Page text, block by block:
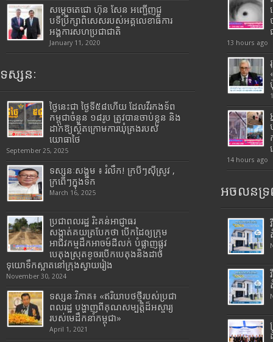
សម្តេចតេជោ ហ៊ុន សែន អញ្ជើញជួ
បទីប្រឹក្សាពិសេសរបស់អគ្គលេខាធិការ
អង្គការសហប្រជាជាតិ
January 11, 2020
ទស្សនៈ
ថ្ងៃនេះជា ថ្ងៃទី៥៨ហើយ ដែលវីរកងទ័ព
កម្ពុជាចំនួន ១៨រូប ត្រូវបានចាប់ខ្លួន និង
ដាក់ឱ្យស្ថិតក្រោមការឃុំគ្រងរបស់
យោធាថៃ
September 25, 2025
ទស្សនៈសង្គម ៖ រំលឹក! ក្របីៗស៊ីស្រូវ ,
ក្រពើៗក្នុងទឹក
March 16, 2025
ប្រជាពលរដ្ឋ រិះគន់អាជ្ញាធរ
សង្កាត់គយត្របែកថា បើកដៃឲ្យក្រុម
អាជីវកម្មដឹកអាចម៍ដីលក់ បំផ្លាញផ្លូវ
បេតុងស្រុតខូចរបើកបេតុងនិងដាច់
ទុយោទឹកស្អាតនៅក្រុងស្វាយរៀង
November 30, 2024
ទស្សនៈវិភាគ៖ «ឥរិយាបថថ្មីរបស់ប្រជា
ពលរដ្ឋ បង្ហាញពីគុណសម្បត្តិដ៏អស្ចារ្យ
របស់មេដឹកនាំកម្ពុជា»
April 1, 2021
13 hours ago
14 hours ago
អចលនទ្រ